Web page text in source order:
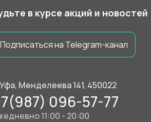
в курсе акций и новостей
Уфа, Менделеева 141, 450022
096-57-77
Подписаться на Telegram-канал
11:00 - 20:00